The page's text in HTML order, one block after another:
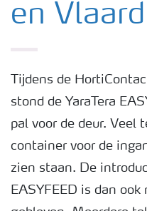
Meststoffen
Podcasts
en
Tijdens de
stond de YaraTera
pal voor de deur. Veel
container voor de
zien staan. De
EASYFEED is dan